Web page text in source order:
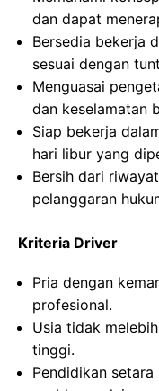
dan dapat
Bersedia bekerja
sesuai dengan
Menguasai
dan keselamatan
Siap bekerja
hari libur yang
Bersih dari
pelanggaran
Kriteria Driver
Pria dengan
profesional.
Usia tidak
tinggi.
Pendidikan setara